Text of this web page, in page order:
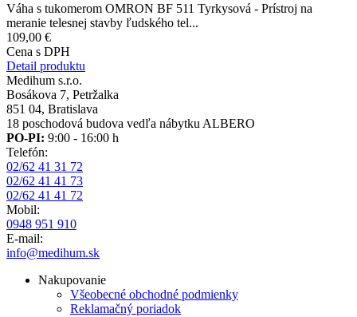
Váha s tukomerom OMRON BF 511 Tyrkysová - Prístroj na
meranie telesnej stavby ľudského tel...
109,00 €
Cena s DPH
Detail produktu
Medihum s.r.o.
Bosákova 7, Petržalka
851 04, Bratislava
18 poschodová budova vedľa nábytku ALBERO
PO-PI: 9:00 - 16:00 h
Telefón:
02/62 41 31 72
02/62 41 41 73
02/62 41 41 72
Mobil:
0948 951 910
E-mail:
info@medihum.sk
Nakupovanie
Všeobecné obchodné podmienky
Reklamačný poriadok